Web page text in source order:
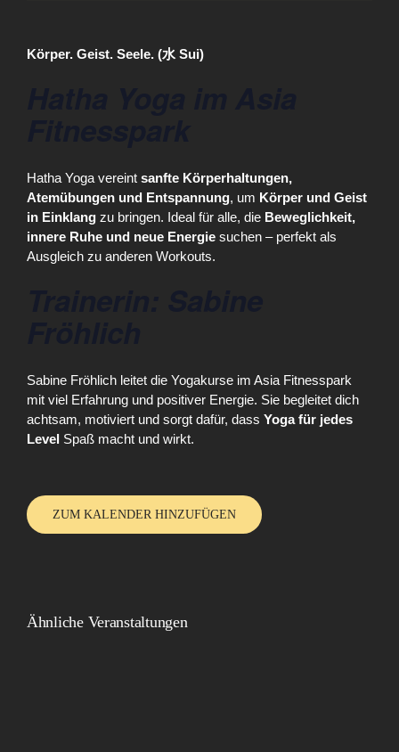
Körper. Geist. Seele. (水 Sui)
Hatha Yoga vereint sanfte Körperhaltungen,
Atemübungen und Entspannung, um Körper und Geist
in Einklang zu bringen. Ideal für alle, die Beweglichkeit,
innere Ruhe und neue Energie suchen – perfekt als
Ausgleich zu anderen Workouts.
Sabine Fröhlich leitet die Yogakurse im Asia Fitnesspark
mit viel Erfahrung und positiver Energie. Sie begleitet dich
achtsam, motiviert und sorgt dafür, dass Yoga für jedes
Level Spaß macht und wirkt.
ZUM KALENDER HINZUFÜGEN
Ähnliche Veranstaltungen